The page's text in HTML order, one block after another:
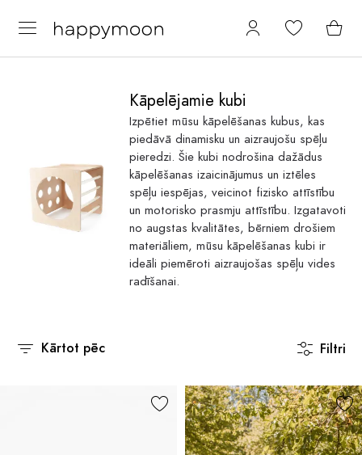
Kāpelējamie kubi
Izpētiet mūsu kāpelēšanas kubus, kas
piedāvā dinamisku un aizraujošu spēļu
pieredzi. Šie kubi nodrošina dažādus
kāpelēšanas izaicinājumus un iztēles
spēļu iespējas, veicinot fizisko attīstību
un motorisko prasmju attīstību. Izgatavoti
no augstas kvalitātes, bērniem drošiem
materiāliem, mūsu kāpelēšanas kubi ir
ideāli piemēroti aizraujošas spēļu vides
radīšanai.
Kārtot pēc Filtri